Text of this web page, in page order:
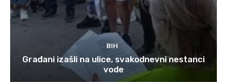
BIH
Građani izašli na ulice, svakodnevni nestanci
vode